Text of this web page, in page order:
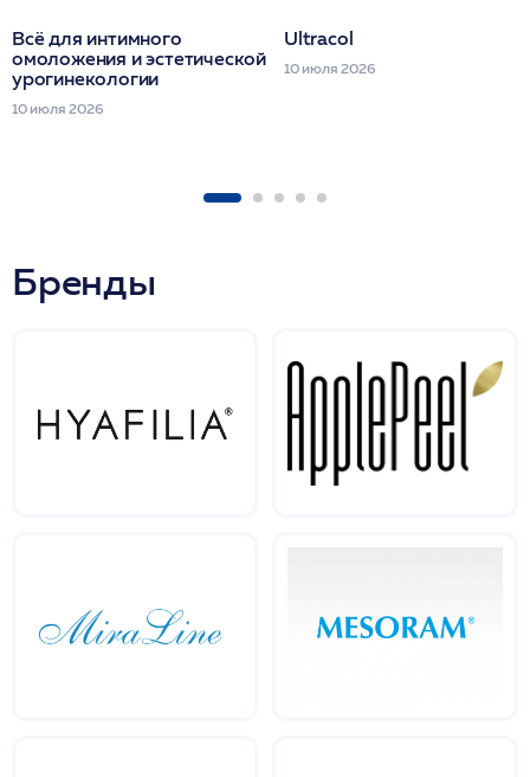
Всё для интимного
омоложения и эстетической
урогинекологии
10 июля 2026
Ultracol
10 июля 2026
Бренды